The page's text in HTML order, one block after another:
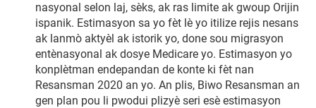
nasyonal selon laj, sèks, ak ras limite ak gwoup Orijin
ispanik. Estimasyon sa yo fèt lè yo itilize rejis nesans
ak lanmò aktyèl ak istorik yo, done sou migrasyon
entènasyonal ak dosye Medicare yo. Estimasyon yo
konplètman endepandan de konte ki fèt nan
Resansman 2020 an yo. An plis, Biwo Resansman an
gen plan pou li pwodui plizyè seri esè estimasyon